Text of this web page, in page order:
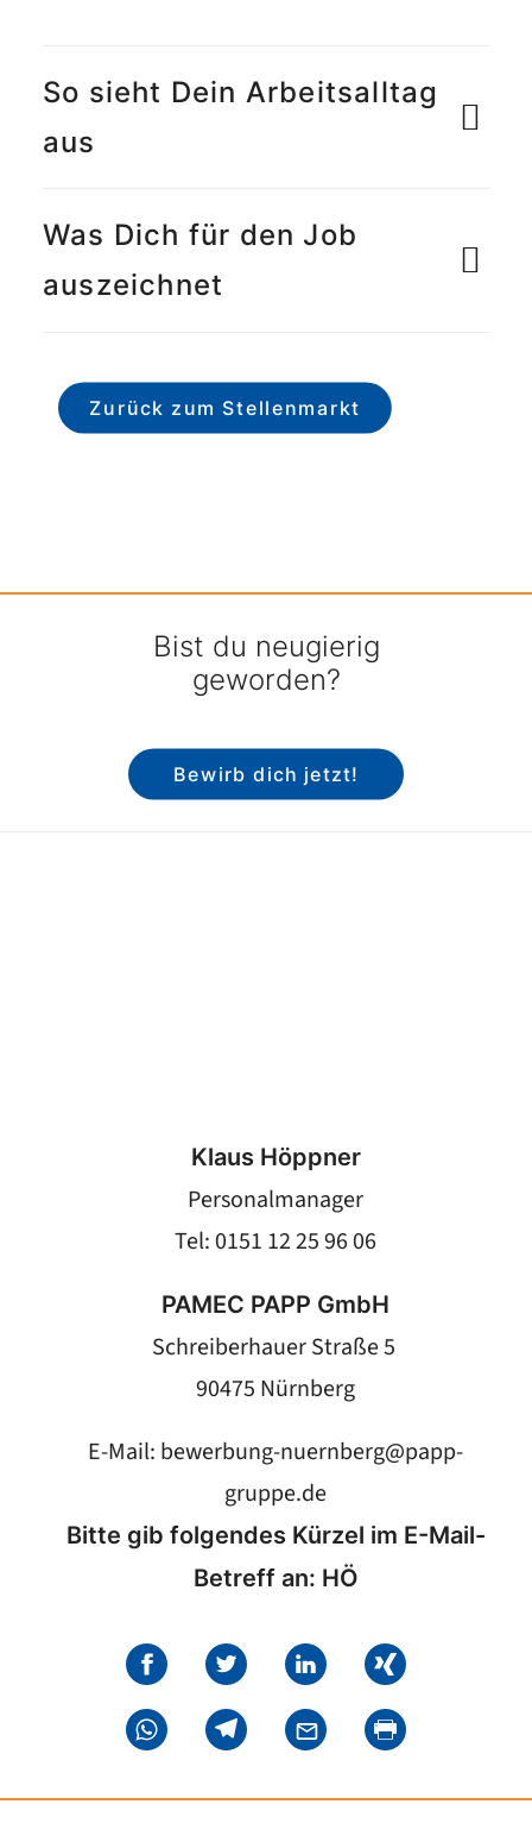
So sieht Dein Arbeitsalltag
aus
Was Dich für den Job
auszeichnet
Zurück zum Stellenmarkt
Bist du neugierig
geworden?
Bewirb dich jetzt!
Klaus Höppner
Personalmanager
Tel: 0151 12 25 96 06
PAMEC PAPP GmbH
Schreiberhauer Straße 5
90475 Nürnberg
E-Mail: bewerbung-nuernberg@papp-
gruppe.de
Bitte gib folgendes Kürzel im E-Mail-
Betreff an: HÖ